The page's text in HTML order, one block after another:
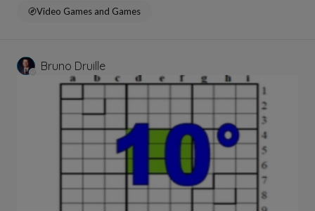
Video Games and Games
Bruno Druille